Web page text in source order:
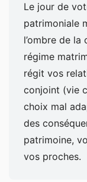
Le jour de
patrimoniale
l’ombre de
régime
régit vos
conjoint (vie
choix mal
des
patrimoine,
vos proches.